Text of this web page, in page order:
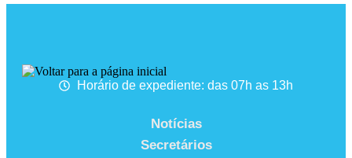
Horário de expediente: das 07h as 13h
Notícias
Secretários